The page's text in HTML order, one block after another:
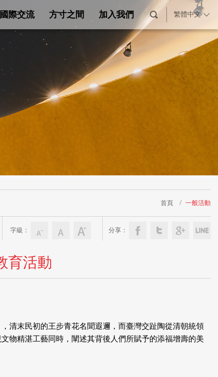
國際交流 方寸之間 加入我們 繁體中文
首頁 一般活動
字級： 分享：
育活動
清末民初的王步青花名聞遐邇，而臺灣交趾陶從清朝統領
物精湛工藝同時，闡述其背後人們所賦予的添福增壽的美